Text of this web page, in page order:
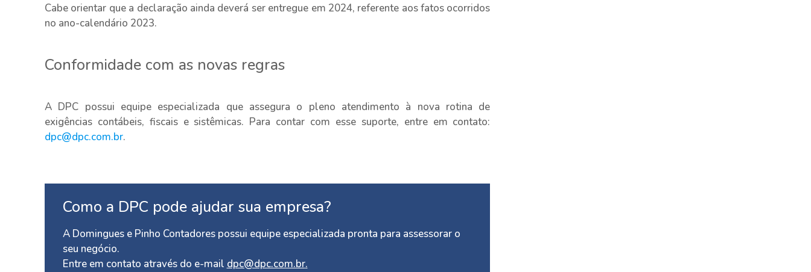
Cabe orientar que a declaração ainda deverá ser entregue em 2024, referente aos fatos ocorridos
no ano-calendário 2023.
Conformidade com as novas regras
A DPC possui equipe especializada que assegura o pleno atendimento à nova rotina de
exigências contábeis, fiscais e sistêmicas. Para contar com esse suporte, entre em contato:
dpc@dpc.com.br.
Como a DPC pode ajudar sua empresa?
A Domingues e Pinho Contadores possui equipe especializada pronta para assessorar o
seu negócio.
Entre em contato através do e-mail dpc@dpc.com.br.